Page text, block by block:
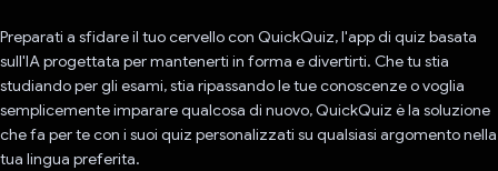
Preparati a sfidare il tuo cervello con QuickQuiz, l'app di quiz basata
sull'IA progettata per mantenerti in forma e divertirti. Che tu stia
studiando per gli esami, stia ripassando le tue conoscenze o voglia
semplicemente imparare qualcosa di nuovo, QuickQuiz è la soluzione
che fa per te con i suoi quiz personalizzati su qualsiasi argomento nella
tua lingua preferita.